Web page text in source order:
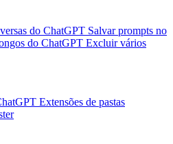
do ChatGPT Salvar prompts no
do ChatGPT Excluir vários
Extensões de pastas